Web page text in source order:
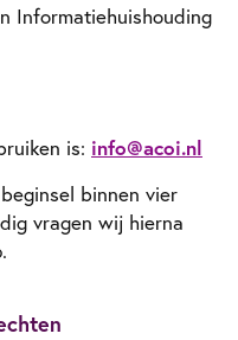
Informatiehuishouding
is: info@acoi.nl
binnen vier
vragen wij hierna